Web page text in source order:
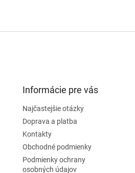
Informácie pre vás
Najčastejšie otázky
Doprava a platba
Kontakty
Obchodné podmienky
Podmienky ochrany
osobných údajov